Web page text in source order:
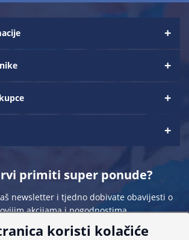
primiti super ponude?
newsletter i tjedno dobivate obavijesti o
akcijama i pogodnostima
koristi kolačiće